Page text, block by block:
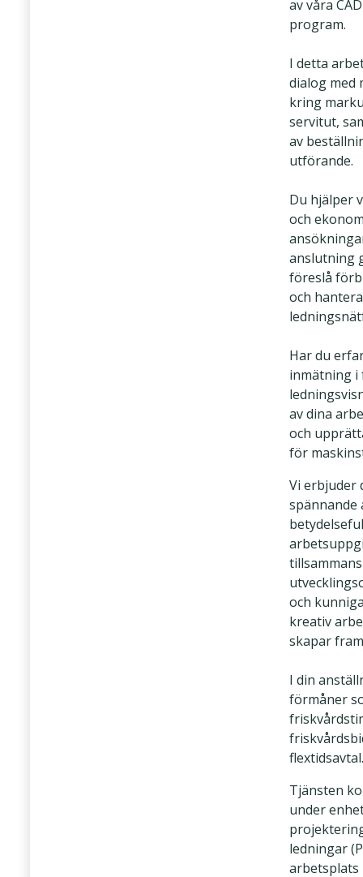
av våra
program.
I detta
dialog med
kring
servitut,
av
utförande.
Du hjälper
och
anslutning
föreslå
och
Har du
inmätning i
av dina
och
för
Vi erbjuder
spännande
och
kreativ
skapar
I din
förmåner
flextidsavtal.
Tjänsten
under
ledningar